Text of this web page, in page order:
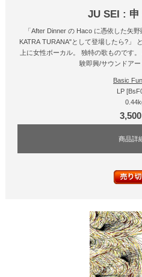
JU SEI :
「After Dinner の Haco に憑依した矢
KATRA TURANA"として登場したら?」
上に女性ボーカル。 独特の歌ものです
験即興/サウンドアー
Basic
LP
商品詳